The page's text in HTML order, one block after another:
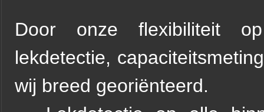
Door onze flexibiliteit
lekdetectie,
wij breed georiënteerd.